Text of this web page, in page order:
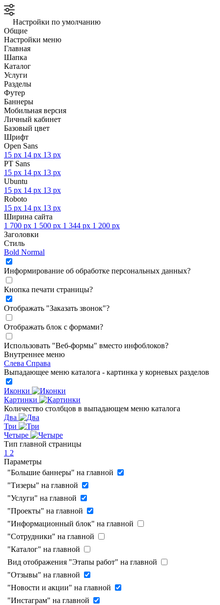
Настройки по умолчанию
Общие
Настройки меню
Главная
Шапка
Каталог
Услуги
Разделы
Футер
Баннеры
Мобильная версия
Личный кабинет
Базовый цвет
Шрифт
Open Sans
15 px 14 px 13 px
PT Sans
15 px 14 px 13 px
Ubuntu
15 px 14 px 13 px
Roboto
15 px 14 px 13 px
Ширина сайта
1 700 px 1 500 px 1 344 px 1 200 px
Заголовки
Стиль
Bold Normal
Информирование об обработке персональных данных?
Кнопка печати страницы?
Отображать "Заказать звонок"?
Отображать блок с формами?
Использовать "Веб-формы" вместо инфоблоков?
Внутреннее меню
Слева Справа
Выпадающее меню каталога - картинка у корневых разделов
Иконки
Картинки
Количество столбцов в выпадающем меню каталога
Два
Три
Четыре
Тип главной страницы
1 2
Параметры
"Большие баннеры" на главной
"Тизеры" на главной
"Услуги" на главной
"Проекты" на главной
"Информационный блок" на главной
"Сотрудники" на главной
"Каталог" на главной
Вид отображения "Этапы работ" на главной
"Отзывы" на главной
"Новости и акции" на главной
"Инстаграм" на главной